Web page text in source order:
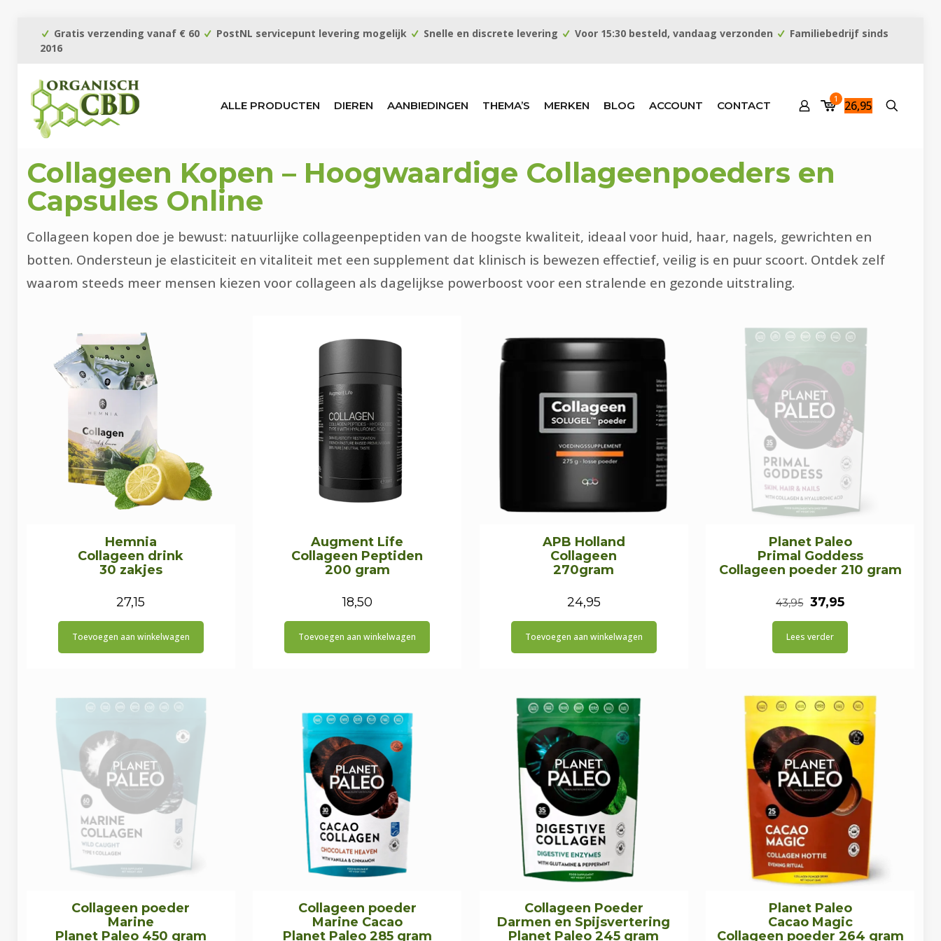
Gratis verzending vanaf € 60 PostNL servicepunt levering mogelijk Snelle en discrete levering Voor 15:30 besteld, vandaag verzonden
Familiebedrijf sinds
2016
ALLE PRODUCTEN DIEREN AANBIEDINGEN THEMA’S MERKEN BLOG ACCOUNT CONTACT
1 26,95
Collageen Kopen – Hoogwaardige Collageenpoeders en
Capsules Online
Collageen kopen doe je bewust: natuurlijke collageenpeptiden van de hoogste kwaliteit, ideaal voor huid, haar, nagels, gewrichten en
botten. Ondersteun je elasticiteit en vitaliteit met een supplement dat klinisch is bewezen effectief, veilig is en puur scoort. Ontdek zelf
waarom steeds meer mensen kiezen voor collageen als dagelijkse powerboost voor een stralende en gezonde uitstraling.
Hemnia
Collageen drink
30 zakjes
27,15
Toevoegen aan winkelwagen
Augment Life
Collageen Peptiden
200 gram
18,50
Toevoegen aan winkelwagen
APB Holland
Collageen
270gram
24,95
Toevoegen aan winkelwagen
Planet Paleo
Primal Goddess
Collageen poeder 210 gram
43,95 Oorspronkelijke
prijs
37,95Huidige
prijs
Lees verder
Collageen poeder
Marine
Planet Paleo 450 gram
Collageen poeder
Marine Cacao
Planet Paleo 285 gram
Collageen Poeder
Darmen en Spijsvertering
Planet Paleo 245 gram
Planet Paleo
Cacao Magic
Collageen poeder 264 gram